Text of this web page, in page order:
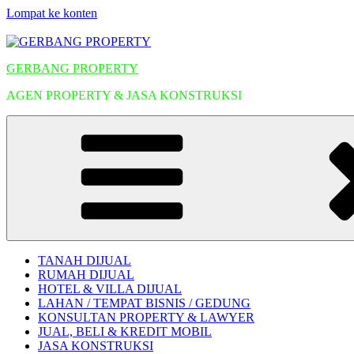
Lompat ke konten
GERBANG PROPERTY
AGEN PROPERTY & JASA KONSTRUKSI
TANAH DIJUAL
RUMAH DIJUAL
HOTEL & VILLA DIJUAL
LAHAN / TEMPAT BISNIS / GEDUNG
KONSULTAN PROPERTY & LAWYER
JUAL, BELI & KREDIT MOBIL
JASA KONSTRUKSI